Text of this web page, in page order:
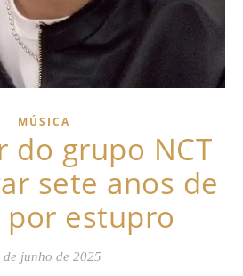
MÚSICA
do grupo NCT
sete anos de
por estupro
de junho de 2025